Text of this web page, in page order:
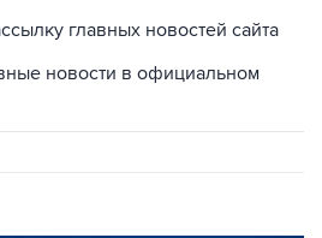
главных новостей сайта
новости в официальном